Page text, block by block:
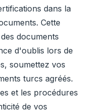
dans la
Cette
documents
d'oublis lors de
soumettez vos
turcs agréés.
et les procédures
de vos